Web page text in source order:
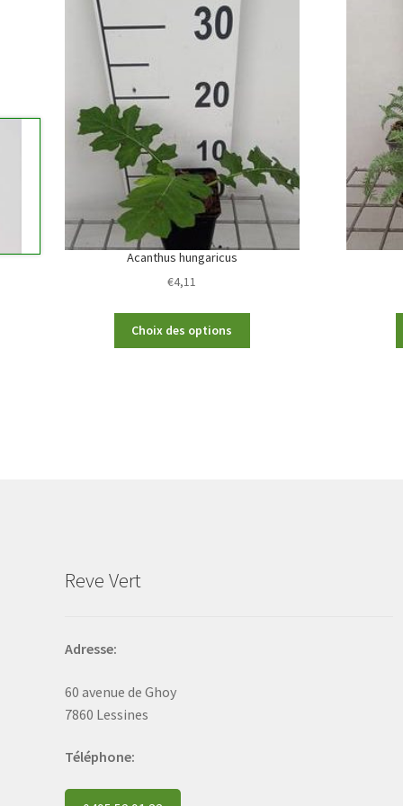
Acanthus hungaricus
€4,11
Choix des options
Reve Vert
Adresse:
60 avenue de Ghoy
7860 Lessines
Téléphone: